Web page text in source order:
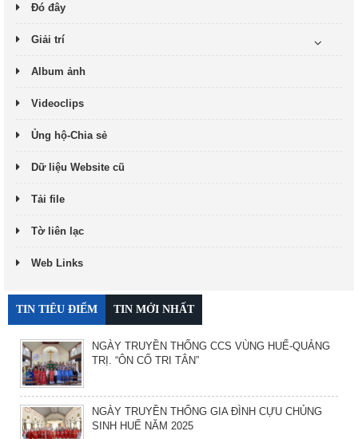
Đó đây
Giải trí
Album ảnh
Videoclips
Ủng hộ-Chia sẻ
Dữ liệu Website cũ
Tải file
Tờ liên lạc
Web Links
TIN TIÊU ĐIỂM TIN MỚI NHẤT
NGÀY TRUYỀN THỐNG CCS VÙNG HUẾ-QUẢNG
TRỊ. “ÔN CỐ TRI TÂN”
NGÀY TRUYỀN THỐNG GIA ĐÌNH CỰU CHỦNG
SINH HUẾ NĂM 2025